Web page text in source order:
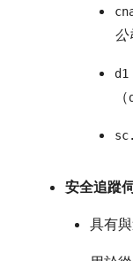
公
d1
（
安全追蹤
具有